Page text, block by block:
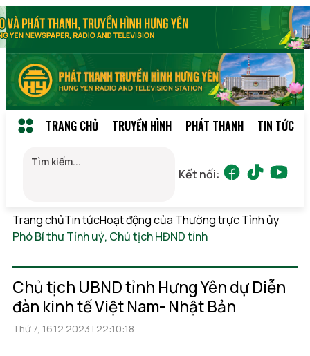
TRANG CHỦ TRUYỀN HÌNH PHÁT THANH TIN TỨC
Kết nối:
Trang chủTin tứcHoạt động của Thường trực Tỉnh ủy
Phó Bí thư Tỉnh uỷ, Chủ tịch HĐND tỉnh
Chủ tịch UBND tỉnh Hưng Yên dự Diễn
đàn kinh tế Việt Nam- Nhật Bản
Thứ 7, 16.12.2023 | 22:10:18